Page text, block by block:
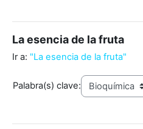
La esencia de la fruta
Ir a: "La esencia de la fruta"
Palabra(s) clave: